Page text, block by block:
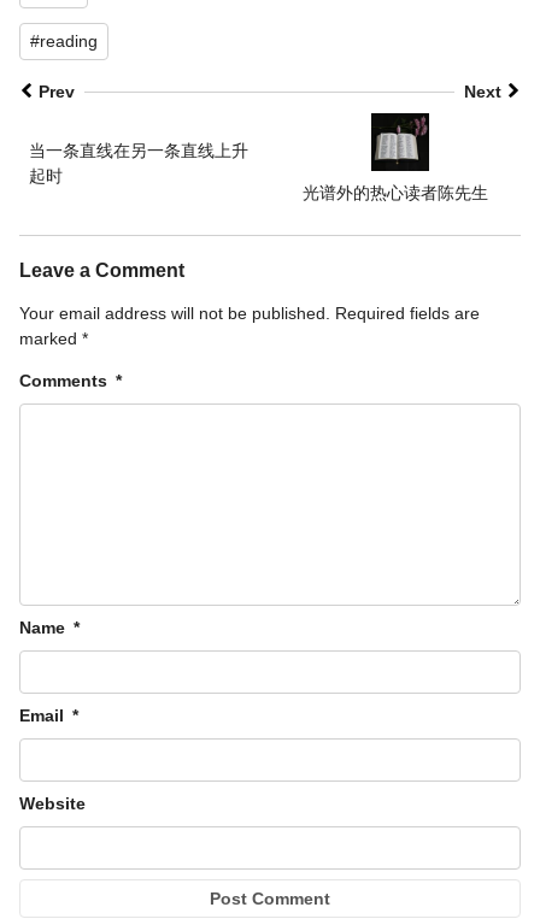
#reading
Prev Next
当一条直线在另一条直线上升
起时
光谱外的热心读者陈先生
Leave a Comment
Your email address will not be published.
Required fields are
marked *
Comments *
Name *
Email *
Website